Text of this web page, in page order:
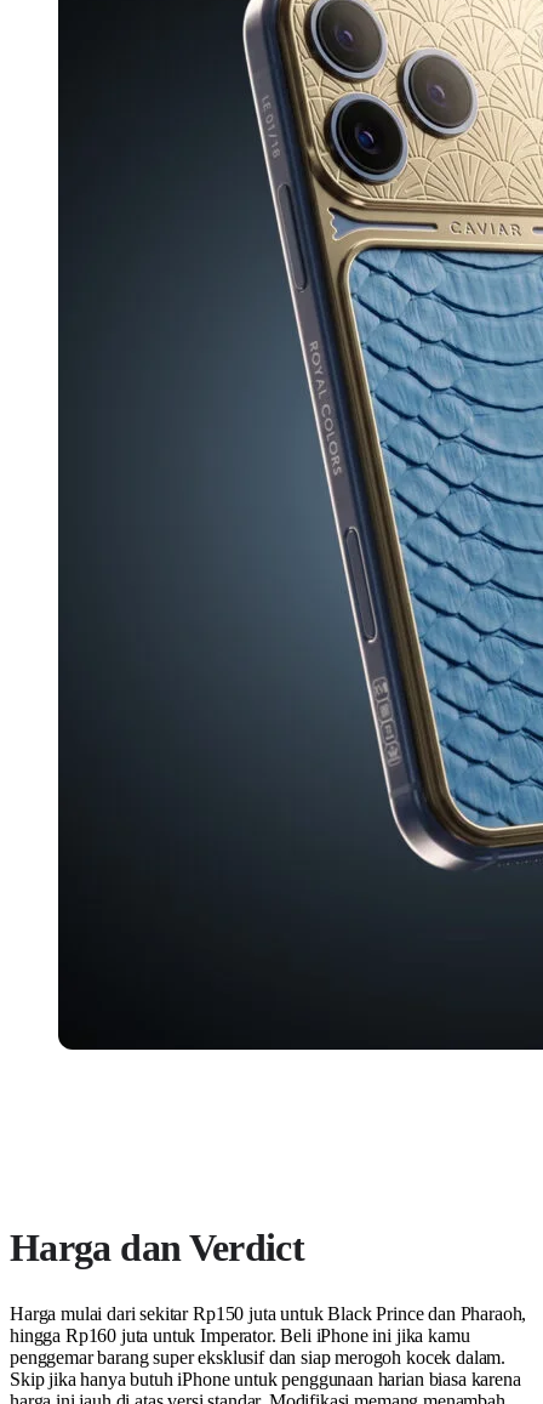
Harga dan Verdict
Harga mulai dari sekitar Rp150 juta untuk Black Prince dan Pharaoh,
hingga Rp160 juta untuk Imperator. Beli iPhone ini jika kamu
penggemar barang super eksklusif dan siap merogoh kocek dalam.
Skip jika hanya butuh iPhone untuk penggunaan harian biasa karena